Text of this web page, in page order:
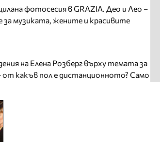
фотосесия в GRAZIA. Део и Лео –
за музиката, жените и красивите
на Елена Розберг върху темата за
какъв пол е дистанционното? Само